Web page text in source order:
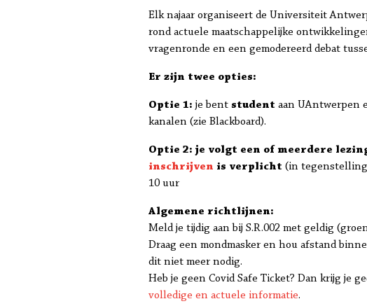
Elk najaar organiseert de Universiteit
rond actuele maatschappelijke
vragenronde en een gemodereerd debat
Er zijn twee opties:
Optie 1: je bent student aan UAntwerpen
kanalen (zie Blackboard).
Optie 2: je volgt een of meerdere
inschrijven is verplicht (in tegenstelling
10 uur
Algemene richtlijnen:
Meld je tijdig aan bij S.R.002 met geldig
Draag een mondmasker en hou afstand
dit niet meer nodig.
Heb je geen Covid Safe Ticket? Dan krijg je
volledige en actuele informatie.